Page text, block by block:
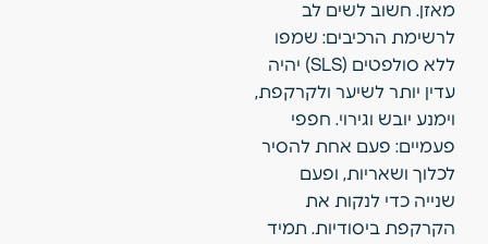
מאזן. חשוב לשים לב
לרשימת הרכיבים: שמפו
ללא סולפטים (SLS) יהיה
עדין יותר לשיער ולקרקפת,
וימנע יובש וגירוי. חפפי
פעמיים: פעם אחת להסיר
לכלוך ושאריות, ופעם
שנייה כדי לנקות את
הקרקפת ביסודיות. תמיד